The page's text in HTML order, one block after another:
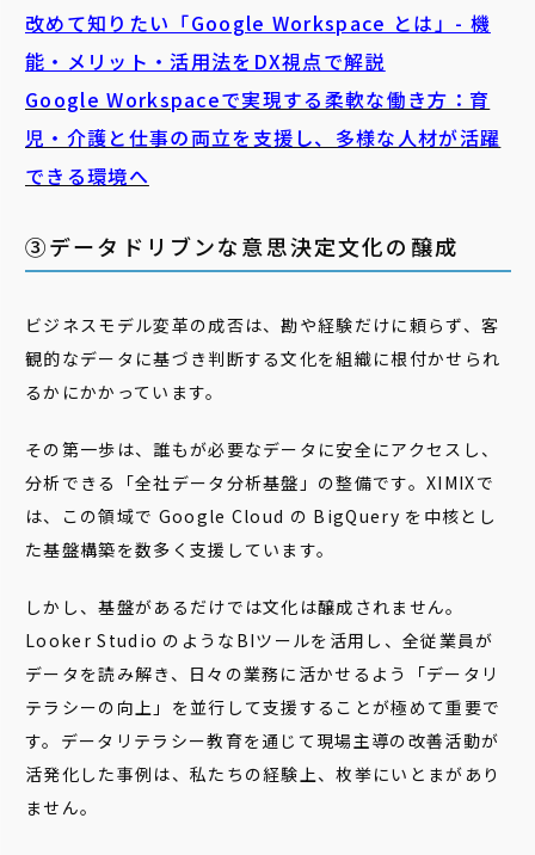
改めて知りたい「Google Workspace とは」- 機
能・メリット・活用法をDX視点で解説
Google Workspaceで実現する柔軟な働き方：育
児・介護と仕事の両立を支援し、多様な人材が活躍
できる環境へ
③データドリブンな意思決定文化の醸成
ビジネスモデル変革の成否は、勘や経験だけに頼らず、客
観的なデータに基づき判断する文化を組織に根付かせられ
るかにかかっています。
その第一歩は、誰もが必要なデータに安全にアクセスし、
分析できる「全社データ分析基盤」の整備です。XIMIXで
は、この領域で Google Cloud の BigQuery を中核とし
た基盤構築を数多く支援しています。
しかし、基盤があるだけでは文化は醸成されません。
Looker Studio のようなBIツールを活用し、全従業員が
データを読み解き、日々の業務に活かせるよう「データリ
テラシーの向上」を並行して支援することが極めて重要で
す。データリテラシー教育を通じて現場主導の改善活動が
活発化した事例は、私たちの経験上、枚挙にいとまがあり
ません。